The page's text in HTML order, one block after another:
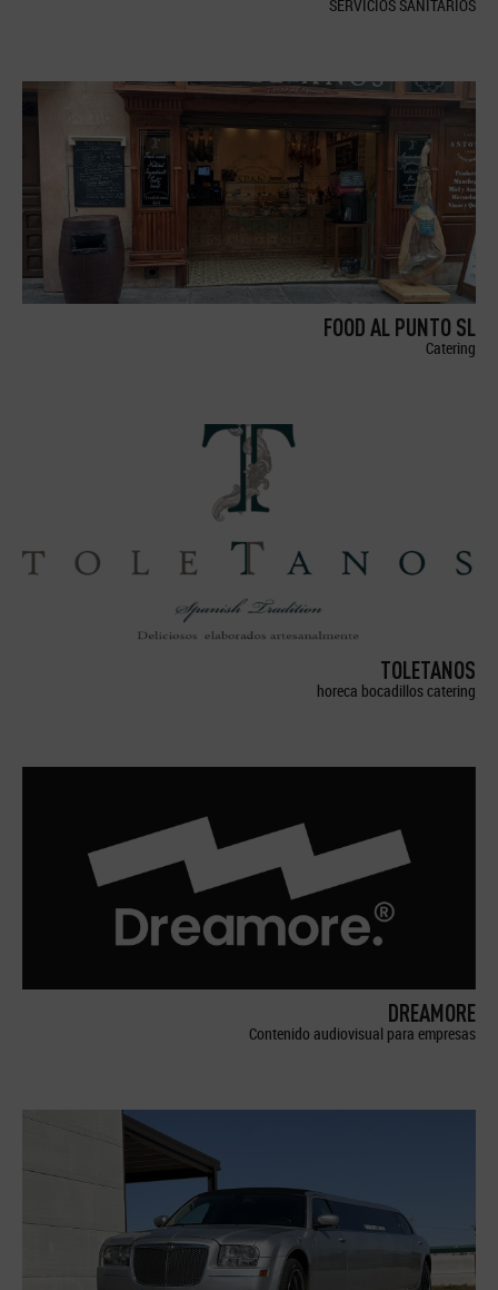
SERVICIOS SANITARIOS
FOOD AL PUNTO SL
Catering
TOLETANOS
horeca bocadillos catering
DREAMORE
Contenido audiovisual para empresas